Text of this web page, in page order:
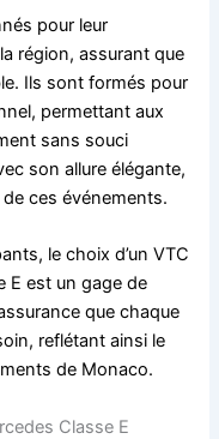
pour leur
région, assurant que
Ils sont formés pour
permettant aux
sans souci
son allure élégante,
ces événements.
le choix d’un VTC
E est un gage de
que chaque
reflétant ainsi le
de Monaco.
Classe E